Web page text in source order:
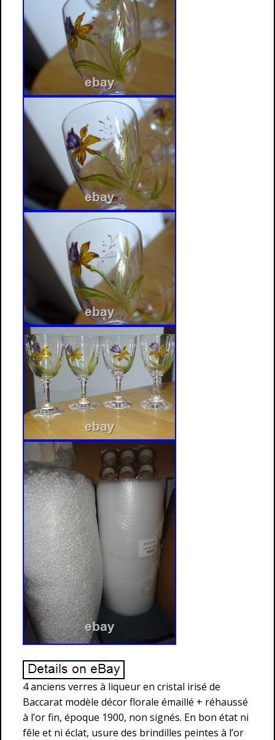
4 anciens verres à liqueur en cristal irisé de
Baccarat modèle décor florale émaillé + réhaussé
à l’or fin, époque 1900, non signés. En bon état ni
fêle et ni éclat, usure des brindilles peintes à l’or